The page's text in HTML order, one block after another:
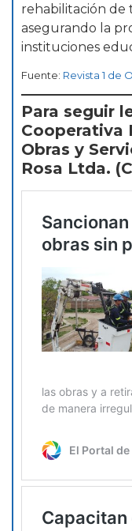
rehabilitación de
asegurando la
instituciones
Fuente: Revista 1 de
Para seguir
Cooperativa
Obras y
Rosa Ltda.